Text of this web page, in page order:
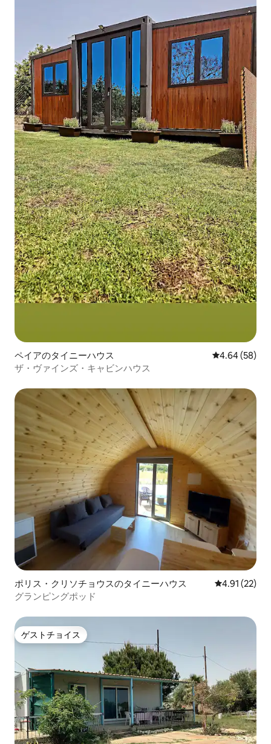
ペイアのタイニーハウス レビュー58
4.64 (58)
ザ・ヴァインズ・キャビンハウス
ポリス・クリソチョウスのタイニーハウス レビュー22
4.91 (22)
グランピングポッド
ゲストチョイス
ゲストチョイス